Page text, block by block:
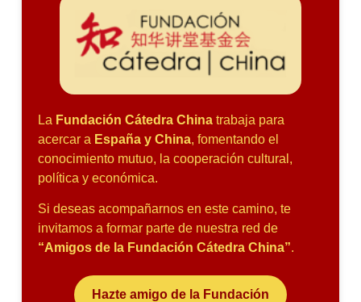
La Fundación Cátedra China trabaja para
acercar a España y China, fomentando el
conocimiento mutuo, la cooperación cultural,
política y económica.
Si deseas acompañarnos en este camino, te
invitamos a formar parte de nuestra red de
“Amigos de la Fundación Cátedra China”.
Hazte amigo de la Fundación